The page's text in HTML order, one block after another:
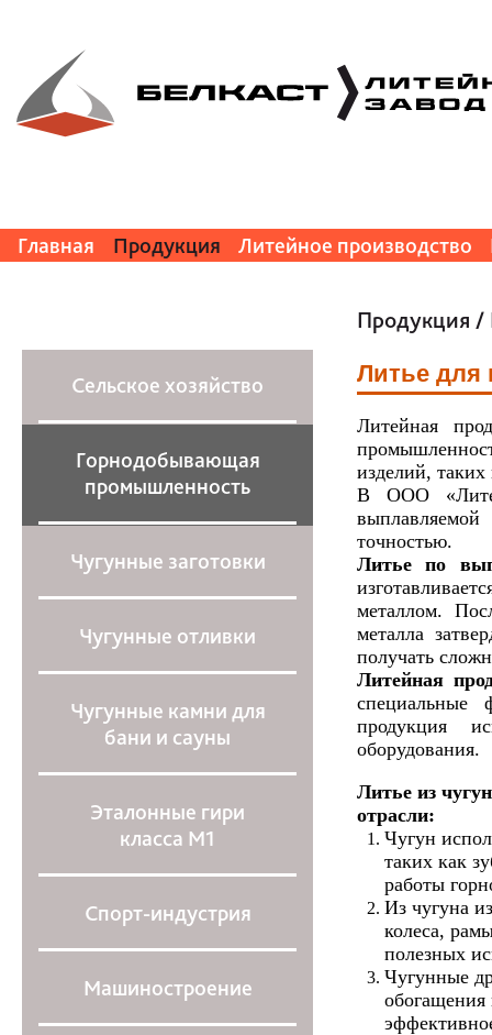
Главная Продукция Литейное производство
Сельское хозяйство
Горнодобывающая
промышленность
Чугунные заготовки
Чугунные отливки
Чугунные камни для
бани и сауны
Эталонные гири
класса М1
Спорт-индустрия
Машиностроение
Продукция /
Литье
Литейная
изделий,
В ООО
точностью.
Литье по
металлом.
металла
получать
Литейная
специальные
продукция
оборудования.
Литье из
отрасли:
Чугун
таких как
работы
Из чугуна
колеса,
полезных
Чугунные